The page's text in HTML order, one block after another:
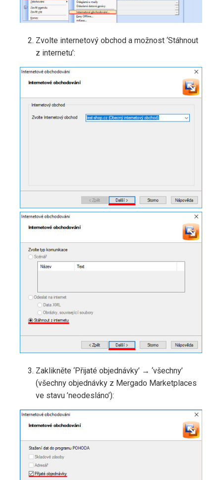
Zvolte internetový obchod a možnost ‘Stáhnout
z internetu’:
Zaklikněte ‘Přijaté objednávky’ → ‘všechny’
(všechny objednávky z Mergado Marketplaces
ve stavu ’neodesláno’):